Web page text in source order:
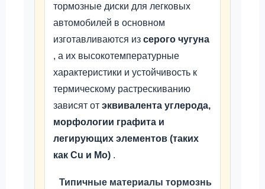
тормозные диски для легковых
автомобилей в основном
изготавливаются из серого чугуна
, а их высокотемпературные
характеристики и устойчивость к
термическому растрескиванию
зависят от эквивалента углерода,
морфологии графита и
легирующих элементов (таких
как Cu и Mo) .
Типичные материалы тормозных дисков